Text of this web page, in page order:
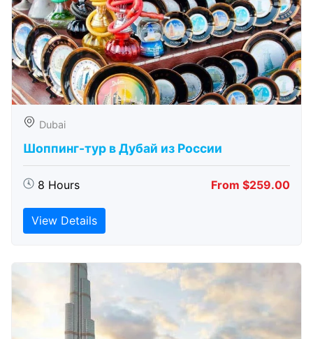
Dubai
Шоппинг-тур в Дубай из России
8 Hours From $259.00
View Details